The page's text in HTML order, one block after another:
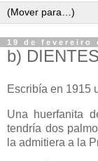
19 de fevereiro
b)
Escribía en 1915
Una huerfanita
tendría dos
la admitiera a la